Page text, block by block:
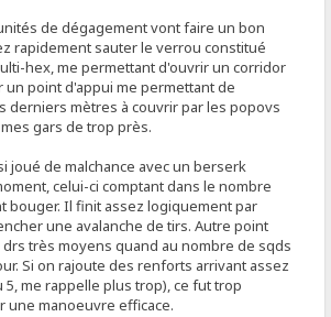
de dégagement vont faire un bon
rapidement sauter le verrou constitué
hex, me permettant d'ouvrir un corridor
point d'appui me permettant de
derniers mètres à couvrir par les popovs
gars de trop près.
joué de malchance avec un berserk
celui-ci comptant dans le nombre
bouger. Il finit assez logiquement par
une avalanche de tirs. Autre point
très moyens quand au nombre de sqds
Si on rajoute des renforts arrivant assez
me rappelle plus trop), ce fut trop
une manoeuvre efficace.